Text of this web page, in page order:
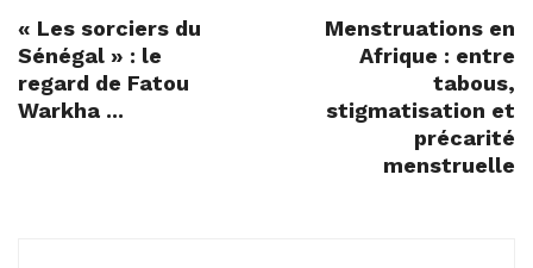
« Les sorciers du
Sénégal » : le
regard de Fatou
Warkha ...
Menstruations en
Afrique : entre
tabous,
stigmatisation et
précarité
menstruelle